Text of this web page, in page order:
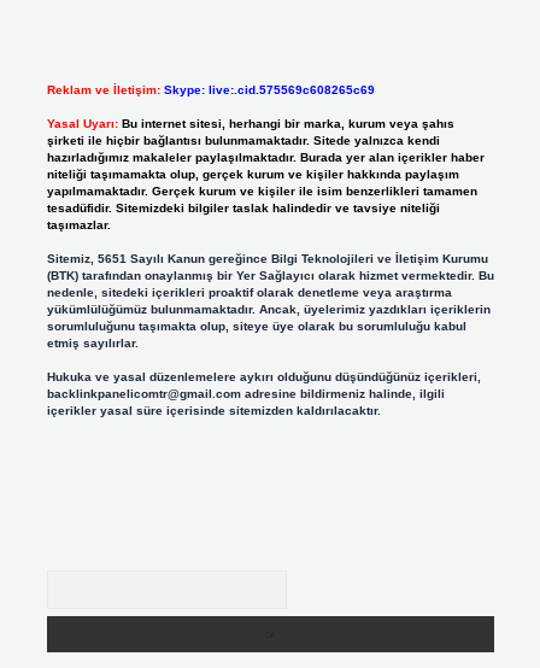
Reklam ve İletişim: Skype: live:.cid.575569c608265c69
Yasal Uyarı: Bu internet sitesi, herhangi bir marka, kurum veya şahıs
şirketi ile hiçbir bağlantısı bulunmamaktadır. Sitede yalnızca kendi
hazırladığımız makaleler paylaşılmaktadır. Burada yer alan içerikler haber
niteliği taşımamakta olup, gerçek kurum ve kişiler hakkında paylaşım
yapılmamaktadır. Gerçek kurum ve kişiler ile isim benzerlikleri tamamen
tesadüfidir. Sitemizdeki bilgiler taslak halindedir ve tavsiye niteliği
taşımazlar.
Sitemiz, 5651 Sayılı Kanun gereğince Bilgi Teknolojileri ve İletişim Kurumu
(BTK) tarafından onaylanmış bir Yer Sağlayıcı olarak hizmet vermektedir. Bu
nedenle, sitedeki içerikleri proaktif olarak denetleme veya araştırma
yükümlülüğümüz bulunmamaktadır. Ancak, üyelerimiz yazdıkları içeriklerin
sorumluluğunu taşımakta olup, siteye üye olarak bu sorumluluğu kabul
etmiş sayılırlar.
Hukuka ve yasal düzenlemelere aykırı olduğunu düşündüğünüz içerikleri,
backlinkpanelicomtr@gmail.comadresine bildirmeniz halinde, ilgili
içerikler yasal süre içerisinde sitemizden kaldırılacaktır.